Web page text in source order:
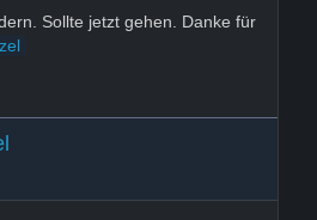
Sollte jetzt gehen. Danke für